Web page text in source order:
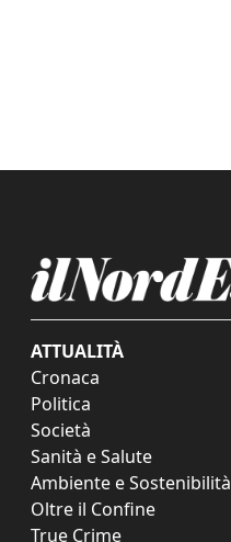
ATTUALITÀ
Cronaca
Politica
Società
Sanità e Salute
Ambiente e Sostenibilità
Oltre il Confine
True Crime